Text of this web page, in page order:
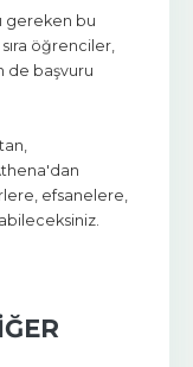
gereken bu
öğrenciler,
de başvuru
efsanelere,